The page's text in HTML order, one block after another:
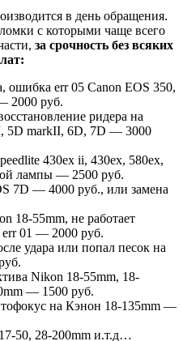
в день обращения.
с которыми чаще всего
за срочность без всяких
ошибка err 05 Canon EOS 350,
2000 руб.
ридера на
5D markII, 6D, 7D — 3000
430ex ii, 430ex, 580ex,
лампы — 2500 руб.
7D — 4000 руб., или замена
18-55mm, не работает
01 — 2000 руб.
удара или попал песок на
Nikon 18-55mm, 18-
— 1500 руб.
на Кэнон 18-135mm —
50, 28-200mm и.т.д…